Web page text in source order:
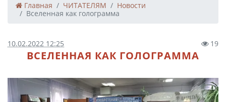
Главная ЧИТАТЕЛЯМ
Новости
Вселенная как голограмма
10.02.2022 12:25 19
ВСЕЛЕННАЯ КАК ГОЛОГРАММА